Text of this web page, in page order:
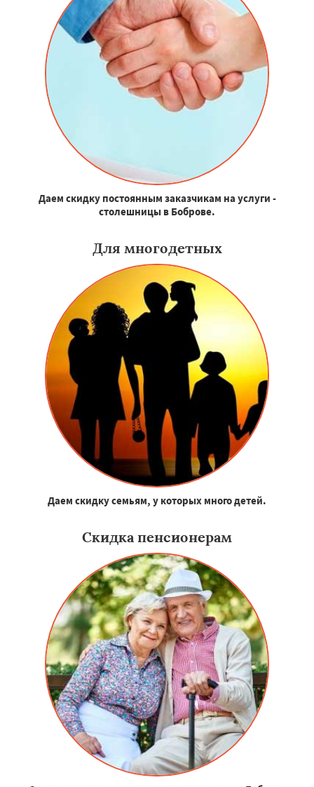
Даем скидку постоянным заказчикам на услуги -
столешницы в Боброве.
Для многодетных
Даем скидку семьям, у которых много детей.
Скидка пенсионерам